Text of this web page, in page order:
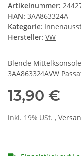
Artikelnummer:
HAN: 3AA863324A
Kategorie:
Hersteller: VW
Blende
3AA863324AVW
13,90 €
inkl. 19% USt. ,